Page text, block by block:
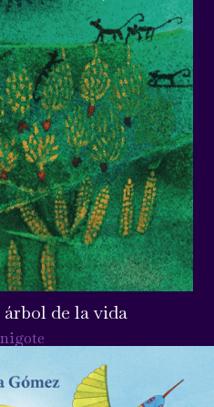
de la vida